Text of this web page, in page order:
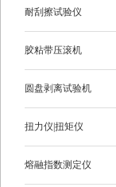
耐刮擦试验仪
胶粘带压滚机
圆盘剥离试验机
扭力仪|扭矩仪
熔融指数测定仪